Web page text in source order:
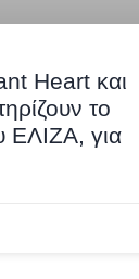
Heart και
το
ΕΛΙΖΑ, για